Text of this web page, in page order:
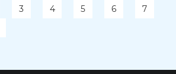
3 4 5 6
7